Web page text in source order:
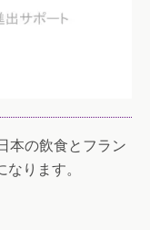
本の飲食とフラン
ります。